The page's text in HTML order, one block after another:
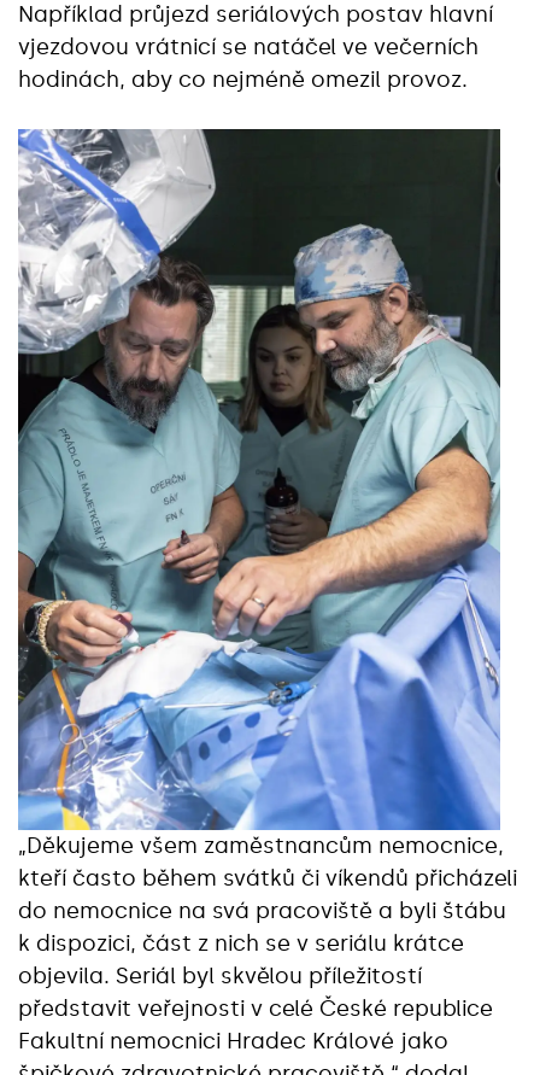
Například průjezd seriálových postav hlavní
vjezdovou vrátnicí se natáčel ve večerních
hodinách, aby co nejméně omezil provoz.
„Děkujeme všem zaměstnancům nemocnice,
kteří často během svátků či víkendů přicházeli
do nemocnice na svá pracoviště a byli štábu
k dispozici, část z nich se v seriálu krátce
objevila. Seriál byl skvělou příležitostí
představit veřejnosti v celé České republice
Fakultní nemocnici Hradec Králové jako